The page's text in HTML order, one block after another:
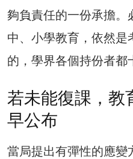
夠負責任的一份承擔。
中、小學教育，依然
的，學界各個持份者都
若未能復課，教
早公布
當局提出有彈性的應變